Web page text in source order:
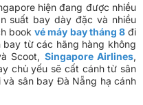
hiện đang được nhiều
suất bay dày đặc và nhiều
bookvé máy bay tháng 8đi
từ các hãng hàng không
Scoot, Singapore Airlines,
chủ yếu sẽ cất cánh từ sân
và sân bay Đà Nẵng hạ cánh